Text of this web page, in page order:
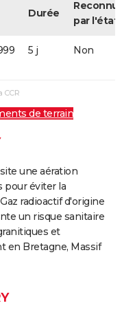
Durée
par l'état
5 j Non
CCR
de terrain
une aération
pour éviter la
radioactif d'origine
un risque sanitaire
et
en Bretagne, Massif